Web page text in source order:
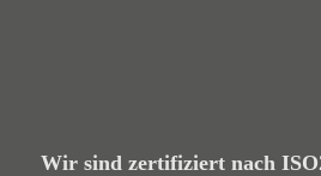
Wir sind zertifiziert nach